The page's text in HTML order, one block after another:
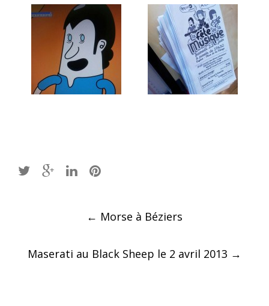
← Morse à Béziers
Maserati au Black Sheep le 2 avril 2013 →